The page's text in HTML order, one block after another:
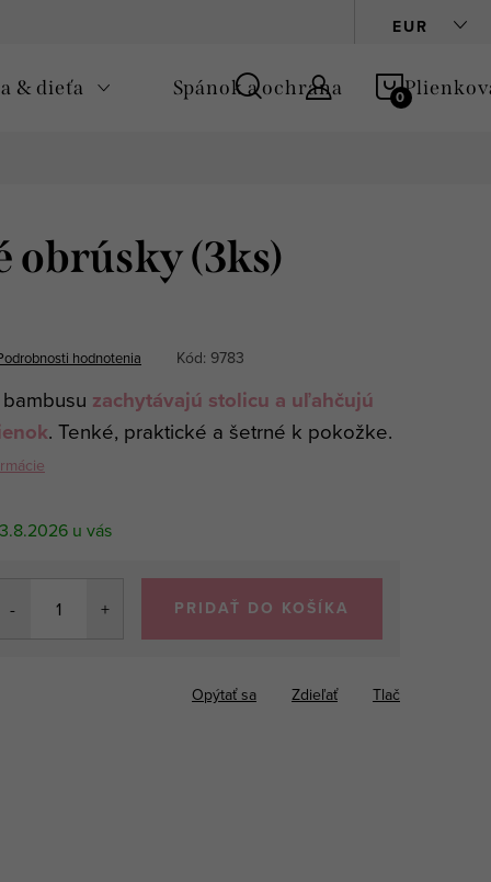
Zásady používania
EUR
KOŠÍK
& dieťa Spánok a ochrana
obrúsky (3ks)
hodnotenia Kód: 9783
zachytávajú stolicu a uľahčujú
. Tenké, praktické a šetrné k pokožke.
PRIDAŤ DO KOŠÍKA
Tlač
Opýtať sa Zdieľať